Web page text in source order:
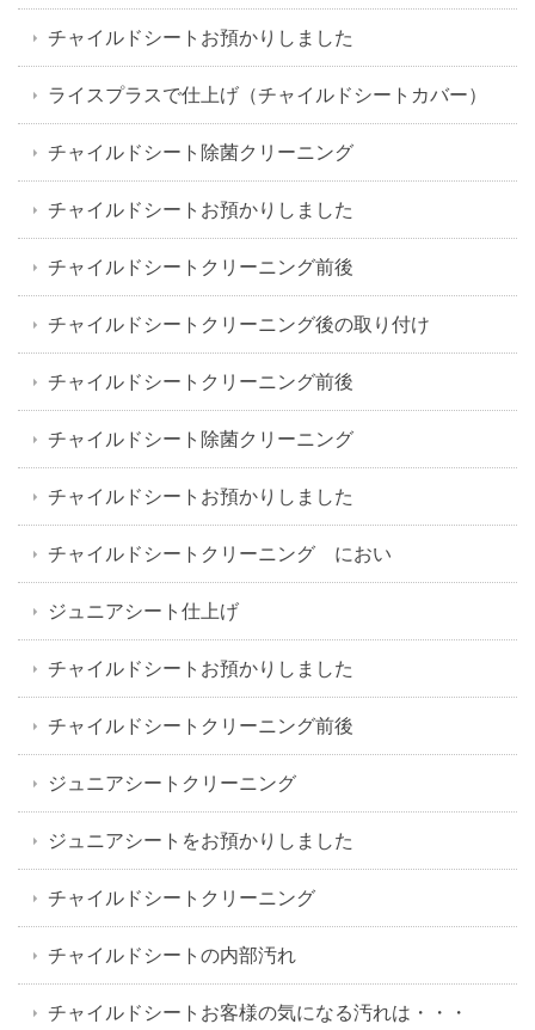
チャイルドシートお預かりしました
ライスプラスで仕上げ（チャイルドシートカバー）
チャイルドシート除菌クリーニング
チャイルドシートお預かりしました
チャイルドシートクリーニング前後
チャイルドシートクリーニング後の取り付け
チャイルドシートクリーニング前後
チャイルドシート除菌クリーニング
チャイルドシートお預かりしました
チャイルドシートクリーニング におい
ジュニアシート仕上げ
チャイルドシートお預かりしました
チャイルドシートクリーニング前後
ジュニアシートクリーニング
ジュニアシートをお預かりしました
チャイルドシートクリーニング
チャイルドシートの内部汚れ
チャイルドシートお客様の気になる汚れは・・・